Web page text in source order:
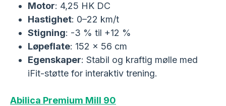
Motor: 4,25 HK DC
Hastighet: 0–22 km/t
Stigning: -3 % til +12 %
Løpeflate: 152 x 56 cm
Egenskaper: Stabil og kraftig mølle med
iFit-støtte for interaktiv trening.
Abilica Premium Mill 90